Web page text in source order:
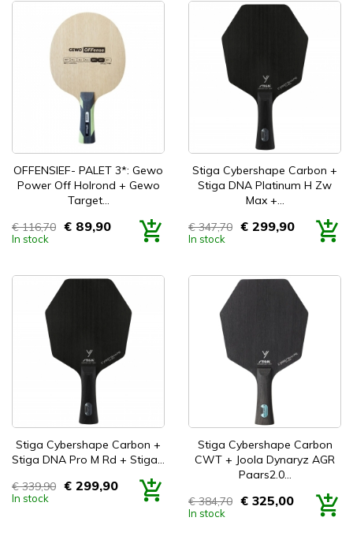
OFFENSIEF- PALET 3*: Gewo
Power Off Holrond + Gewo
Target...
Prijs
€ 116,70 € 89,90
In stock
Stiga Cybershape Carbon +
Stiga DNA Platinum H Zw
Max +...
Prijs
€ 347,70 € 299,90
In stock
Stiga Cybershape Carbon +
Stiga DNA Pro M Rd + Stiga...
Prijs
€ 339,90 € 299,90
In stock
Stiga Cybershape Carbon
CWT + Joola Dynaryz AGR
Paars2.0...
Prijs
€ 384,70 € 325,00
In stock